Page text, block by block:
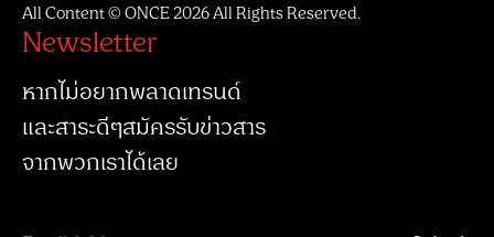
All Content © ONCE 2026 All Rights Reserved.
Newsletter
หากไม่อยากพลาดเทรนด์
และสาระดีๆสมัครรับข่าวสาร
จากพวกเราได้เลย